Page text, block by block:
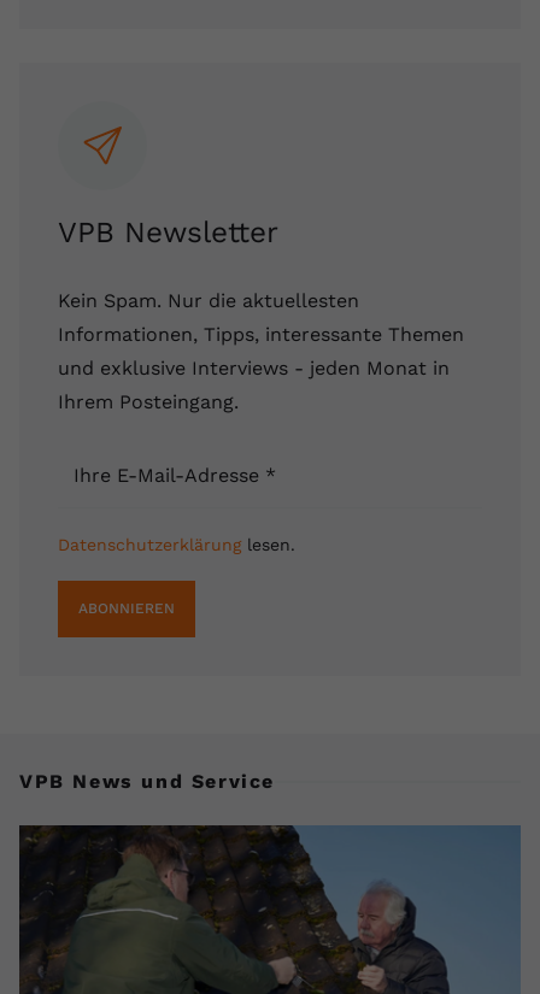
VPB Newsletter
Kein Spam. Nur die aktuellesten
Informationen, Tipps, interessante Themen
und exklusive Interviews - jeden Monat in
Ihrem Posteingang.
Ihre E-Mail-Adresse *
Datenschutzerklärunglesen.
ABONNIEREN
VPB News und Service